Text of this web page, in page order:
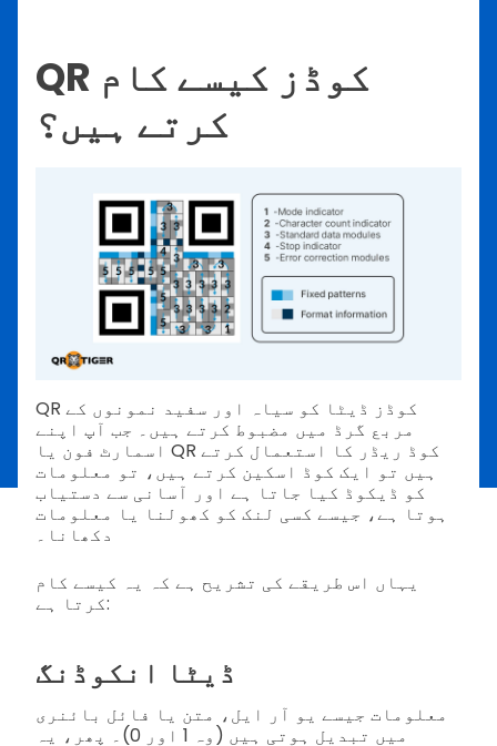
QR کوڈز کیسے کام
کرتے ہیں؟
QR کوڈز ڈیٹا کو سیاہ اور سفید نمونوں کے
مربع گرڈ میں مضبوط کرتے ہیں۔ جب آپ اپنے
اسمارٹ فون یا QR کوڈ ریڈر کا استعمال کرتے
ہیں تو ایک کوڈ اسکین کرتے ہیں، تو معلومات
کو ڈیکوڈ کیا جاتا ہے اور آسانی سے دستیاب
ہوتا ہے، جیسے کسی لنک کو کھولنا یا معلومات
دکھانا۔
یہاں اس طریقے کی تشریح ہے کہ یہ کیسے کام
کرتا ہے:
ڈیٹا انکوڈنگ
معلومات جیسے یو آر ایل، متن یا فائل بائنری
میں تبدیل ہوتی ہیں (وہ 1 اور 0)۔ پھر، یہ